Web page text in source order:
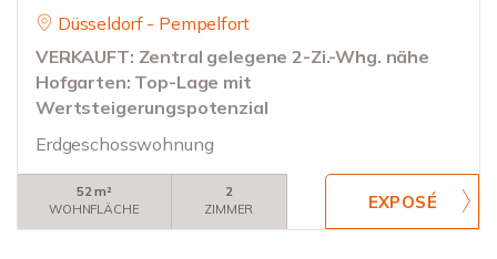
Düsseldorf - Pempelfort
VERKAUFT: Zentral gelegene 2-Zi.-Whg. nähe
Hofgarten: Top-Lage mit
Wertsteigerungspotenzial
Erdgeschosswohnung
52 m²
WOHNFLÄCHE
2
ZIMMER